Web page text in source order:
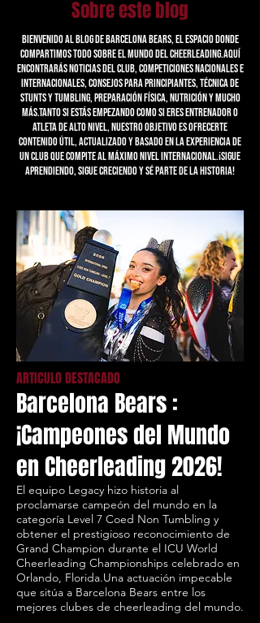
Sobre este blog
Bienvenido al blog de Barcelona Bears, el espacio donde
compartimos todo sobre el mundo del cheerleading.Aquí
encontrarás noticias del club, competiciones nacionales e
internacionales, consejos para principiantes, técnica de
stunts y tumbling, preparación física, nutrición y mucho
más.Tanto si estás empezando como si eres entrenador o
atleta de alto nivel, nuestro objetivo es ofrecerte
contenido útil, actualizado y basado en la experiencia de
un club que compite al máximo nivel internacional.¡Sigue
aprendiendo, sigue creciendo y sé parte de la historia!
ARTICULO DESTACADO
Barcelona Bears :
¡Campeones del Mundo
en Cheerleading 2026!
El equipo Legacy hizo historia al
proclamarse campeón del mundo en la
categoría Level 7 Coed Non Tumbling y
obtener el prestigioso reconocimiento de
Grand Champion durante el ICU World
Cheerleading Championships celebrado en
Orlando, Florida.Una actuación impecable
que sitúa a Barcelona Bears entre los
mejores clubes de cheerleading del mundo.